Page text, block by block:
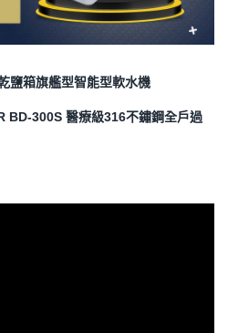
鹽箱旗艦型智能型軟水機
BD-300S 醫療級316不鏽鋼全戶過